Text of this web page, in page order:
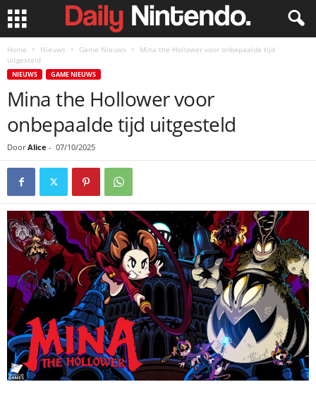
Home Nieuws Game Nieuws
Mina the Hollower voor onbepaalde tijd
uitgesteld
NIEUWS GAME NIEUWS
Mina the Hollower voor
onbepaalde tijd uitgesteld
Door Alice - 07/10/2025